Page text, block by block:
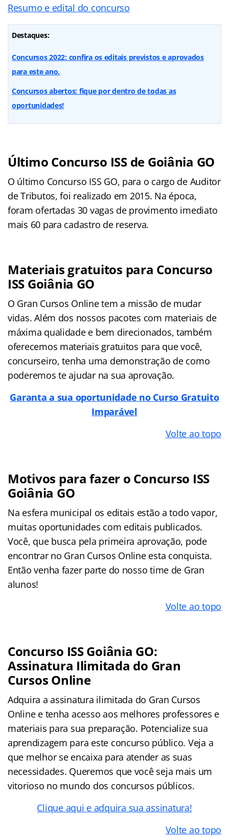
Resumo e edital do concurso
Destaques:
Concursos 2022: confira os editais previstos e aprovados
para este ano.
Concursos abertos: fique por dentro de todas as
oportunidades!
Último Concurso ISS de Goiânia GO
O último Concurso ISS GO, para o cargo de Auditor
de Tributos, foi realizado em 2015. Na época,
foram ofertadas 30 vagas de provimento imediato
mais 60 para cadastro de reserva.
Materiais gratuitos para Concurso
ISS Goiânia GO
O Gran Cursos Online tem a missão de mudar
vidas. Além dos nossos pacotes com materiais de
máxima qualidade e bem direcionados, também
oferecemos materiais gratuitos para que você,
concurseiro, tenha uma demonstração de como
poderemos te ajudar na sua aprovação.
Garanta a sua oportunidade no Curso Gratuito
Imparável
Volte ao topo
Motivos para fazer o Concurso ISS
Goiânia GO
Na esfera municipal os editais estão a todo vapor,
muitas oportunidades com editais publicados.
Você, que busca pela primeira aprovação, pode
encontrar no Gran Cursos Online esta conquista.
Então venha fazer parte do nosso time de Gran
alunos!
Volte ao topo
Concurso ISS Goiânia GO:
Assinatura Ilimitada do Gran
Cursos Online
Adquira a assinatura ilimitada do Gran Cursos
Online e tenha acesso aos melhores professores e
materiais para sua preparação. Potencialize sua
aprendizagem para este concurso público. Veja a
que melhor se encaixa para atender as suas
necessidades. Queremos que você seja mais um
vitorioso no mundo dos concursos públicos.
Clique aqui e adquira sua assinatura!
Volte ao topo